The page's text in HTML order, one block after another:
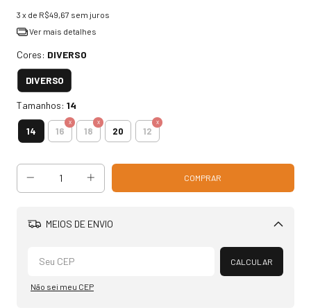
3 x de R$49,67 sem juros
Ver mais detalhes
Cores: DIVERSO
DIVERSO
Tamanhos: 14
14 16 18 20 12
MEIOS DE ENVIO
Alterar CEP
CALCULAR
Não sei meu CEP